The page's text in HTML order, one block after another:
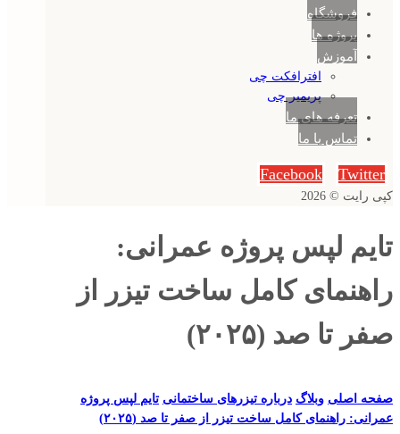
فروشگاه
پروژه ها
آموزش
افترافکت چی
پریمیر چی
تعرفه های ما
تماس با ما
Facebook Twitter
کپی رایت © 2026
تایم لپس پروژه‌ عمرانی:
راهنمای کامل ساخت تیزر از
صفر تا صد (۲۰۲۵)
صفحه اصلی وبلاگ درباره تیزرهای ساختمانی تایم لپس پروژه‌
عمرانی: راهنمای کامل ساخت تیزر از صفر تا صد (۲۰۲۵)